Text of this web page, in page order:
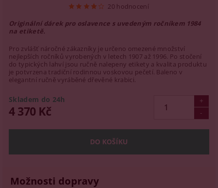
20 hodnocení
Originální dárek pro oslavence s uvedeným ročníkem 1984
na etiketě.
Pro zvlášť náročné zákazníky je určeno omezené množství
nejlepších ročníků vyrobených v letech 1907 až 1996. Po stočení
do typických lahví jsou ručně nalepeny etikety a kvalita produktu
je potvrzena tradiční rodinnou voskovou pečetí. Baleno v
elegantní ručně vyráběné dřevěné krabici.
Skladem do 24h
4 370 Kč
Možnosti dopravy